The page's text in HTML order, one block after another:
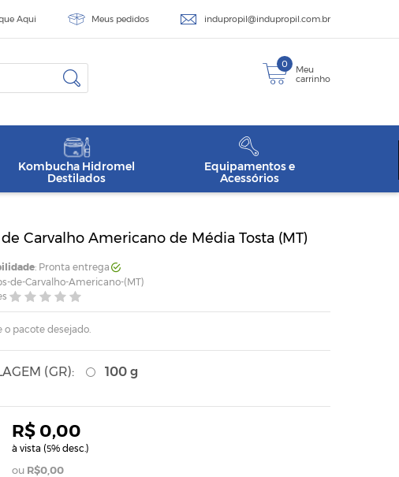
Aqui Meus pedidos indupropil@indupropil.com.br
0
Meu
carrinho
Kombucha Hidromel
Destilados
Equipamentos e
Acessórios
Carvalho Americano de Média Tosta (MT)
: Pronta entrega
de-Carvalho-Americano-(MT)
o pacote desejado.
(GR): 100 g
R$ 0,00
à vista (5% desc.)
R$0,00